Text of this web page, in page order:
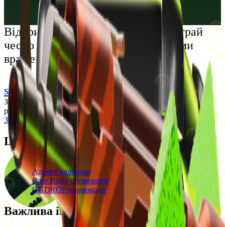
Українська
Відкрий світ преміальних розваг: грай
чесно та насолоджуйся унікальними
враженнями
support@cs-wiki.org
Заходячи на цей сайт, ви підтверджуєте, що виповнилося 18
років. Проблеми із азартними іграми?
Звернеться по допомогу
Щоденні бонуси
Свіжі промокоди
Адвент календар
Case Battle промокоди
GGDROP промокоди
Важлива інформація